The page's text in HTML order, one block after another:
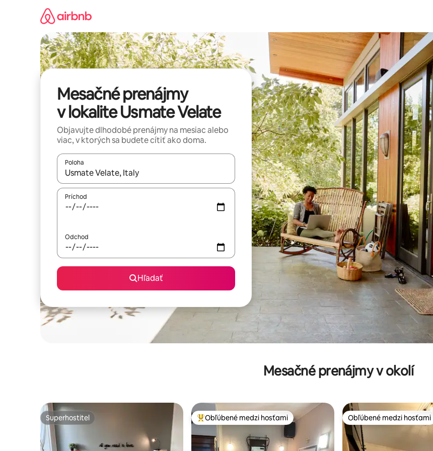
Mesačné prenájmy
v lokalite Usmate Velate
Objavujte dlhodobé prenájmy na mesiac alebo
viac, v ktorých sa budete cítiť ako doma.
Poloha
Keď budú výsledky k dispozícii, môžete si ich prechádzať pomocou klávesov so šípkami nahor a nadol alebo ich
Príchod
Odchod
Hľadať
Mesačné prenájmy v okolí
Superhostiteľ
Superhostiteľ Najobľúbenejšie medzi hosťami
Obľúbené medzi hosťami Obľúbené medzi hosťami
Obľúbené medzi hosťami